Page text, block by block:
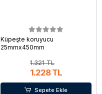
Küpeşte koruyucu
25mmx450mm
1.321 TL
1.228 TL
Sepete Ekle